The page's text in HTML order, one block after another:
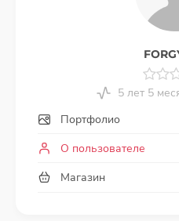
5 лет 5
Портфолио
О пользователе
Магазин